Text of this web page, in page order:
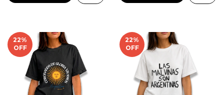
22%
OFF
22%
OFF